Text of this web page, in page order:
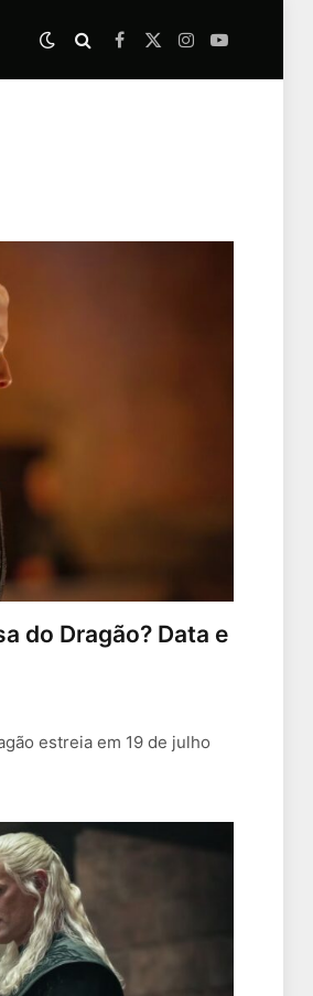
Facebook
X
Instagram
YouTube
do Dragão? Data e
estreia em 19 de julho